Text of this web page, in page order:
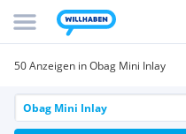
50 Anzeigen in Obag Mini Inlay